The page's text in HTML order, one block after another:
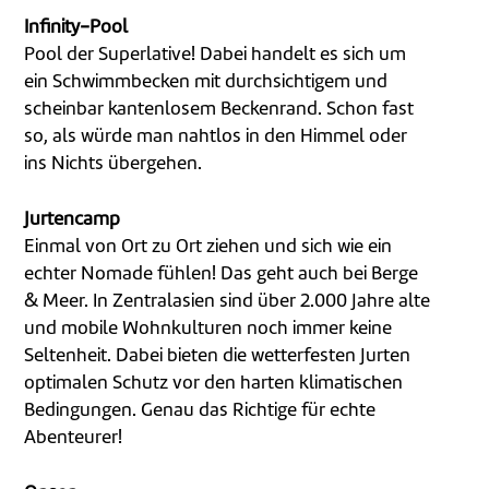
Infinity-Pool
Pool der Superlative! Dabei handelt es sich um
ein Schwimmbecken mit durchsichtigem und
scheinbar kantenlosem Beckenrand. Schon fast
so, als würde man nahtlos in den Himmel oder
ins Nichts übergehen.
Jurtencamp
Einmal von Ort zu Ort ziehen und sich wie ein
echter Nomade fühlen! Das geht auch bei Berge
& Meer. In Zentralasien sind über 2.000 Jahre alte
und mobile Wohnkulturen noch immer keine
Seltenheit. Dabei bieten die wetterfesten Jurten
optimalen Schutz vor den harten klimatischen
Bedingungen. Genau das Richtige für echte
Abenteurer!